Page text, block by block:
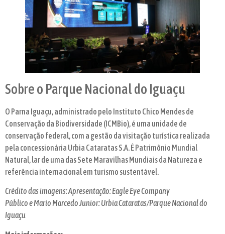
Sobre o Parque Nacional do Iguaçu
O Parna Iguaçu, administrado pelo Instituto Chico Mendes de
Conservação da Biodiversidade (ICMBio), é uma unidade de
conservação federal, com a gestão da visitação turística realizada
pela concessionária Urbia Cataratas S.A. É Patrimônio Mundial
Natural, lar de uma das Sete Maravilhas Mundiais da Natureza e
referência internacional em turismo sustentável.
Crédito das imagens: Apresentação: Eagle Eye Company
Público e Mario Marcedo Junior: Urbia Cataratas/Parque Nacional do
Iguaçu